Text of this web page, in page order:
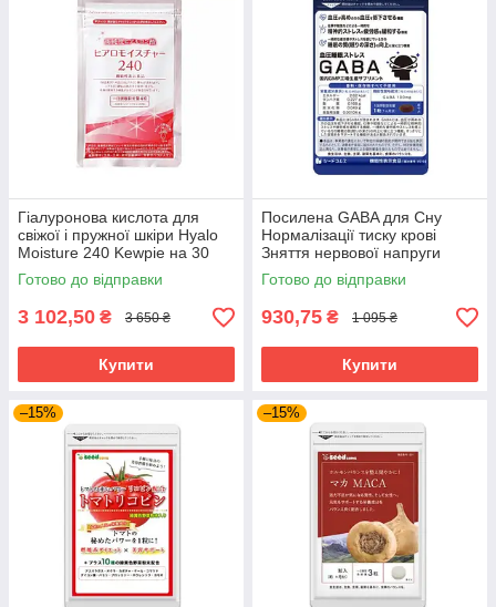
Гіалуронова кислота для
свіжої і пружної шкіри Hyalo
Moisture 240 Kewpie на 30
днів прийому
Готово до відправки
3 102,50 ₴ 3 650 ₴
Купити
Посилена GABA для Сну
Нормалізації тиску крові
Зняття нервової напруги
Габа SeedComs 30 шт на 1
місяць прийому
Готово до відправки
930,75 ₴ 1 095 ₴
Купити
–15% –15%